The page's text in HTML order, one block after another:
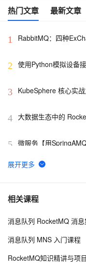
热门文章 最新文章
1 RabbitMQ：四种
2 使用Python模拟设备
3
KubeSphere 核心实
署Zookeeper】（实
4 大数据生态中的
5 微服务【用
6 深入了解Apache
7 阿里二面：RocketMQ
8 RabbitMQ的使用与分
相关课程
消息队列 RocketMQ 消
消息队列 MNS 入门课程
RocketMQ知识精讲与项